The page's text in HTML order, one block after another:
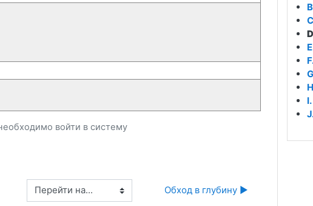
войти в систему
Перейти на... Обход в глубину ▶︎
I.